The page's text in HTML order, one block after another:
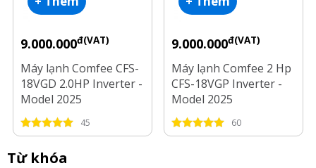
9.000.000đ(VAT)
Máy lạnh Comfee CFS-
18VGD 2.0HP Inverter -
Model 2025
45
9.000.000đ(VAT)
Máy lạnh Comfee 2 Hp
CFS-18VGP Inverter -
Model 2025
60
Từ khóa